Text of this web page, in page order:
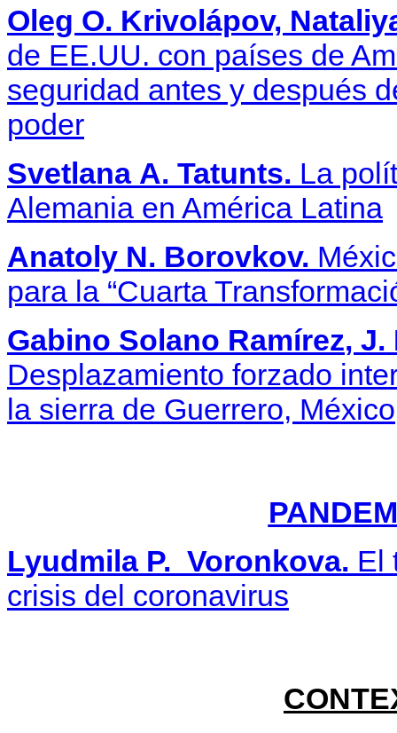
Oleg O. Krivolápov,
de EE.UU. con países de
seguridad antes y después
poder
Svetlana A. Tatunts. La
Alemania en América Latina
Anatoly N. Borovkov.
para la “Cuarta
Gabino Solano Ramírez, J.
Desplazamiento forzado
la sierra de Guerrero, México
Lyudmila P. Voronkova. El
crisis del coronavirus